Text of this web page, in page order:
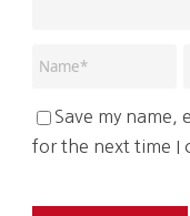
Save my name,
for the next time I